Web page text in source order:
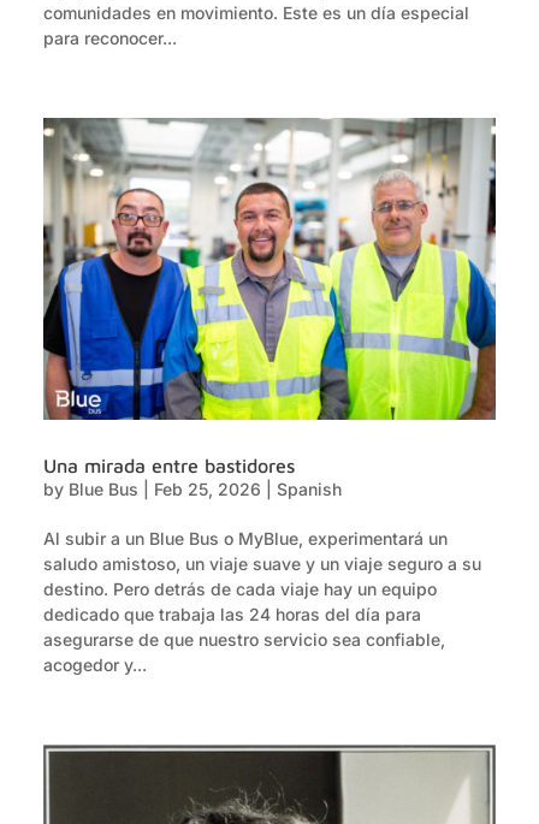
comunidades en movimiento. Este es un día especial
para reconocer...
Una mirada entre bastidores
by Blue Bus Feb 25, 2026 Spanish
Al subir a un Blue Bus o MyBlue, experimentará un
saludo amistoso, un viaje suave y un viaje seguro a su
destino. Pero detrás de cada viaje hay un equipo
dedicado que trabaja las 24 horas del día para
asegurarse de que nuestro servicio sea confiable,
acogedor y...